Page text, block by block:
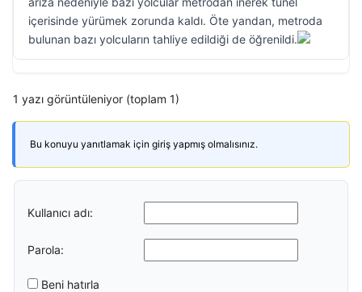
içerisinde yürümek zorunda kaldı. Öte yandan, metroda
bulunan bazı yolcuların tahliye edildiği de öğrenildi.
1 yazı görüntüleniyor (toplam 1)
Bu konuyu yanıtlamak için giriş yapmış olmalısınız.
Kullanıcı adı:
Parola:
Beni hatırla